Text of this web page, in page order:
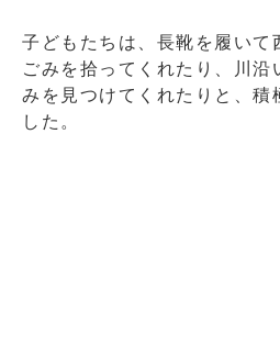
子どもたちは、長靴を履いて
ごみを拾ってくれたり、川沿
みを見つけてくれたりと、積
した。